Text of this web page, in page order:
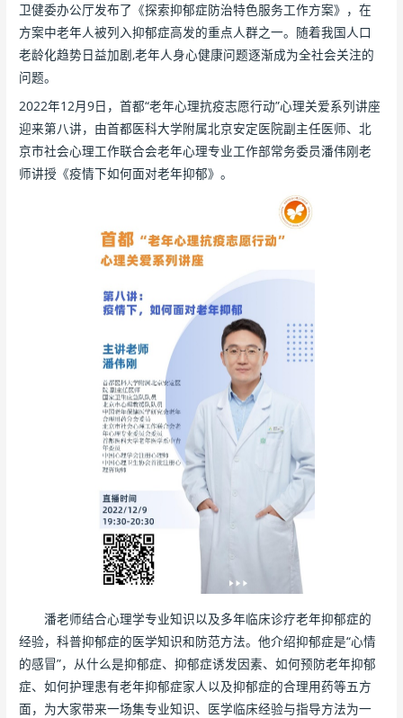
卫健委办公厅发布了《探索抑郁症防治特色服务工作方案》，在
方案中老年人被列入抑郁症高发的重点人群之一。随着我国人口
老龄化趋势日益加剧,老年人身心健康问题逐渐成为全社会关注的
问题。
2022年12月9日，首都“老年心理抗疫志愿行动”心理关爱系列讲座
迎来第八讲，由首都医科大学附属北京安定医院副主任医师、北
京市社会心理工作联合会老年心理专业工作部常务委员潘伟刚老
师讲授《疫情下如何面对老年抑郁》。
潘老师结合心理学专业知识以及多年临床诊疗老年抑郁症的
经验，科普抑郁症的医学知识和防范方法。他介绍抑郁症是“心情
的感冒”，从什么是抑郁症、抑郁症诱发因素、如何预防老年抑郁
症、如何护理患有老年抑郁症家人以及抑郁症的合理用药等五方
面，为大家带来一场集专业知识、医学临床经验与指导方法为一